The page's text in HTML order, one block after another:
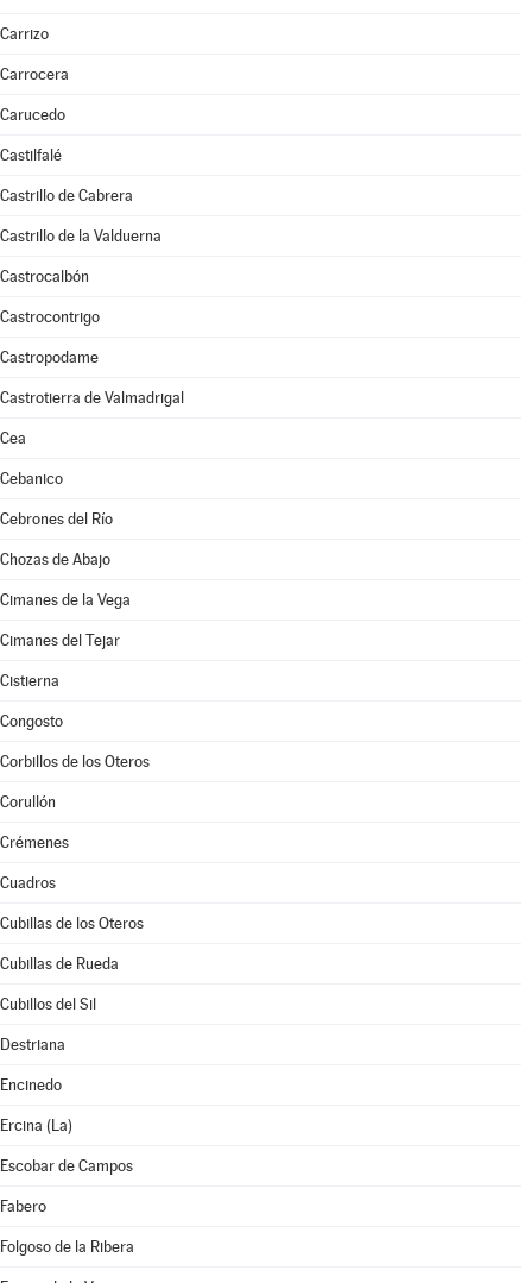
Carrizo
Carrocera
Carucedo
Castilfalé
Castrillo de Cabrera
Castrillo de la Valduerna
Castrocalbón
Castrocontrigo
Castropodame
Castrotierra de Valmadrigal
Cea
Cebanico
Cebrones del Río
Chozas de Abajo
Cimanes de la Vega
Cimanes del Tejar
Cistierna
Congosto
Corbillos de los Oteros
Corullón
Crémenes
Cuadros
Cubillas de los Oteros
Cubillas de Rueda
Cubillos del Sil
Destriana
Encinedo
Ercina (La)
Escobar de Campos
Fabero
Folgoso de la Ribera